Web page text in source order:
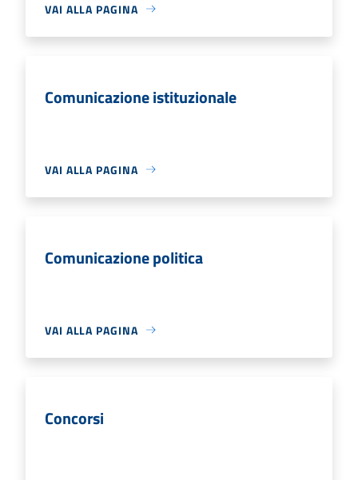
VAI ALLA PAGINA
Comunicazione istituzionale
VAI ALLA PAGINA
Comunicazione politica
VAI ALLA PAGINA
Concorsi